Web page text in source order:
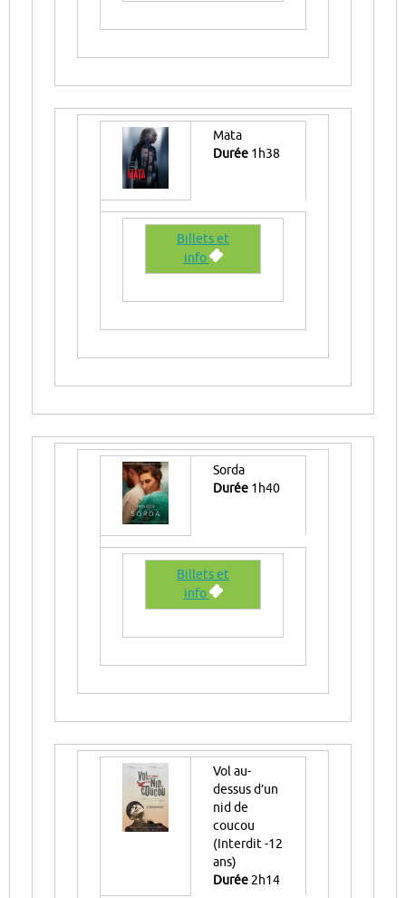
Mata
Durée 1h38
Billets et
info
Sorda
Durée 1h40
Billets et
info
Vol au-
dessus d’un
nid de
coucou
(Interdit -12
ans)
Durée 2h14